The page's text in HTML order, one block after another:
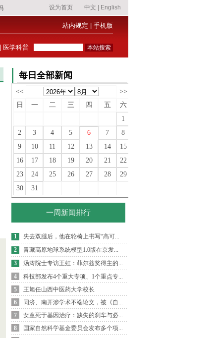
站内规定 手机版
医学科普
每日全部新闻
<<
>>
日
一 二 三 四 五
六
1
2
3 4 5 6 7
8
9
10 11 12 13 14
15
16
17 18 19 20 21
22
23
24 25 26 27 28
29
30
31
一周新闻排行
1
失去双腿后，他在轮椅上书写“高可...
2
青藏高原地球系统模型1.0版在京发...
3
汤涛院士专访王虹：菲尔兹奖得主的...
4
科技部发布4个重大专项、1个重点专...
5
王旭任山西中医药大学校长
6
同济、南开涉学术不端论文，被《自...
7
女童死于基因治疗：缺失的刹车与必...
8
国家自然科学基金委员会发布多个项...